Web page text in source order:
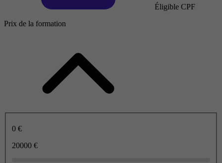
Éligible CPF
Prix de la formation
0 €
20000 €